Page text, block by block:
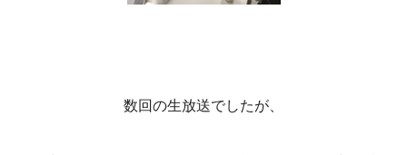
数回の生放送でしたが、